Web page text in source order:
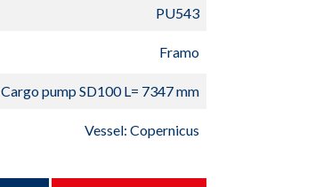
PU543
Framo
Cargo pump SD100 L= 7347 mm
Vessel: Copernicus